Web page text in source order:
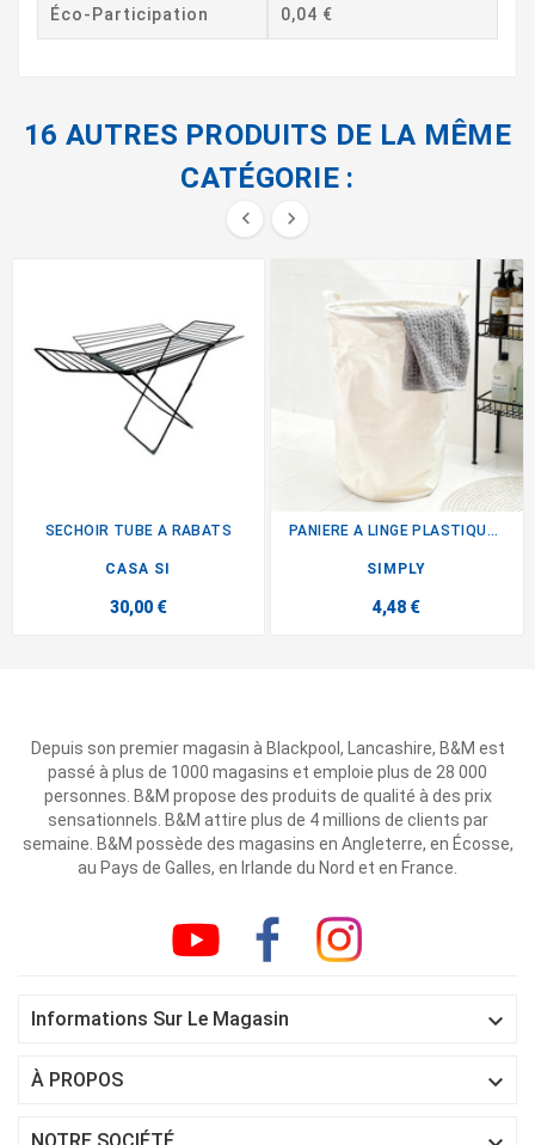
Éco-Participation 0,04 €
16 AUTRES PRODUITS DE LA MÊME
CATÉGORIE :
 
SECHOIR TUBE A RABATS
CASA SI
30,00 €
PANIERE A LINGE PLASTIQUE...
SIMPLY
4,48 €
Depuis son premier magasin à Blackpool, Lancashire, B&M est
passé à plus de 1000 magasins et emploie plus de 28 000
personnes. B&M propose des produits de qualité à des prix
sensationnels. B&M attire plus de 4 millions de clients par
semaine. B&M possède des magasins en Angleterre, en Écosse,
au Pays de Galles, en Irlande du Nord et en France.
Informations Sur Le Magasin 
À PROPOS 